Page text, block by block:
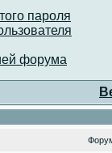
пароля
форума